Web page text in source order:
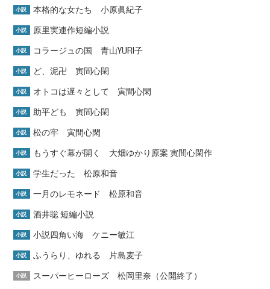
小説 本格的な女たち 小原眞紀子
小説 原里実連作短編小説
小説 コラージュの国 青山YURI子
小説 ど、泥卍 寅間心閑
小説 オトコは遅々として 寅間心閑
小説 助平ども 寅間心閑
小説 松の牢 寅間心閑
小説 もうすぐ幕が開く 大畑ゆかり原案 寅間心閑作
小説 学生だった 松原和音
小説 一月のレモネード 松原和音
小説 酒井聡 短編小説
小説 小説四角い海 ケニー敏江
小説 ふうらり、ゆれる 片島麦子
小説 スーパーヒーローズ 松岡里奈（公開終了）